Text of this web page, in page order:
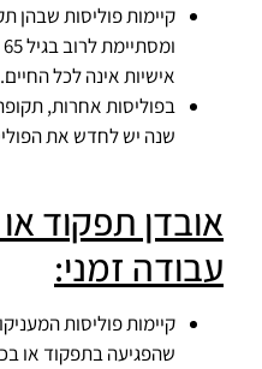
קיימות פוליסות שבהן
אישיות אינה לכל החיים.
בפוליסות אחרות,
שנה יש לחדש את
אובדן תפקוד
עבודה זמני:
קיימות פוליסות